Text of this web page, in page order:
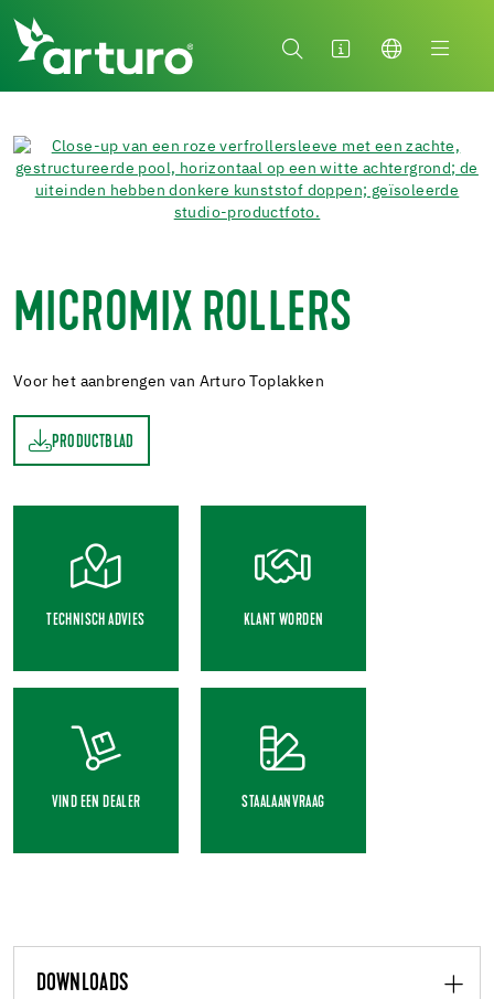
MICROMIX ROLLERS
Voor het aanbrengen van Arturo Toplakken
PRODUCTBLAD
TECHNISCH ADVIES KLANT WORDEN
VIND EEN DEALER STAALAANVRAAG
DOWNLOADS